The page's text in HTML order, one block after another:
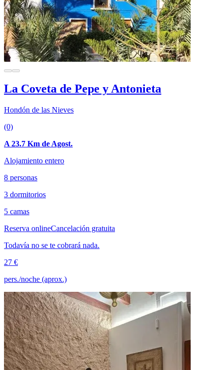
La Coveta de Pepe y Antonieta
Hondón de las Nieves
(0)
A 23.7 Km de Agost.
Alojamiento entero
8 personas
3 dormitorios
5 camas
Reserva onlineCancelación gratuita
Todavía no se te cobrará nada.
27 €
pers./noche (aprox.)